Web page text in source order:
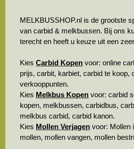
MELKBUSSHOP.nl is de grootste
van carbid & melkbussen. Bij ons
terecht en heeft u keuze uit een
KiesCarbid Kopen voor: online
prijs, carbit, karbiet, carbid te koop,
verkooppunten.
Kies Melkbus Kopen voor: carbid
kopen, melkbussen, carbidbus,
melkbus carbid, carbid kanon.
Kies Mollen Verjagen voor: Mollen
mollen, mollen vangen, mollen